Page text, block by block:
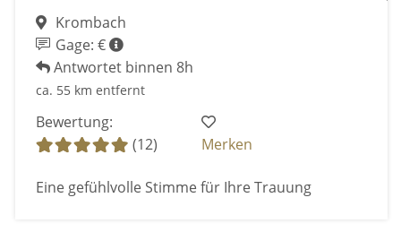
Krombach
Gage: €
Antwortet binnen 8h
ca. 55 km entfernt
Bewertung:
(12)
Merken
Eine gefühlvolle Stimme für Ihre Trauung